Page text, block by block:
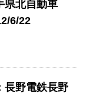
県北自動車
6/22
長野電鉄長野